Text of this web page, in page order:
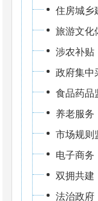
住房城乡
旅游文化
涉农补贴
政府集中
食品药品
养老服务
市场规则
电子商务
双拥共建
法治政府